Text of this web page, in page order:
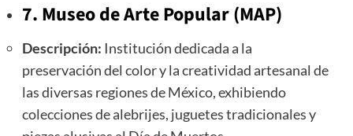
7. Museo de Arte Popular (MAP)
Descripción: Institución dedicada a la
preservación del color y la creatividad artesanal de
las diversas regiones de México, exhibiendo
colecciones de alebrijes, juguetes tradicionales y